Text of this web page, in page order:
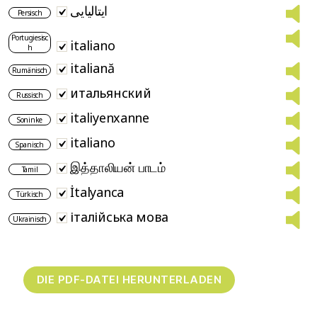
Persisch ایتالیایی
Portugiesisc
h
italiano
Rumänisch italiană
Russisch итальянский
Soninke italiyenxanne
Spanisch italiano
Tamil இத்தாலியன் பாடம்
Türkisch İtalyanca
Ukrainisch італійська мова